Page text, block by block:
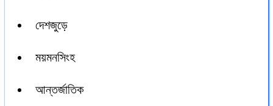
দেশজুড়ে
ময়মনসিংহ
আন্তর্জাতিক